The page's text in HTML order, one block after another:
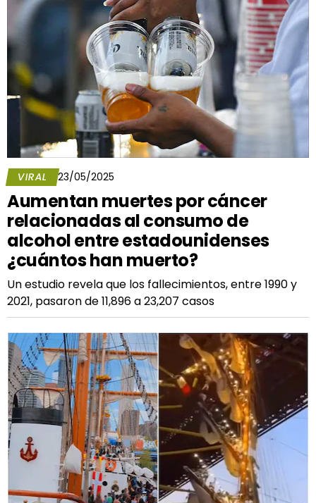
VIRAL 23/05/2025
Aumentan muertes por cáncer
relacionadas al consumo de
alcohol entre estadounidenses
¿cuántos han muerto?
Un estudio revela que los fallecimientos, entre 1990 y
2021, pasaron de 11,896 a 23,207 casos